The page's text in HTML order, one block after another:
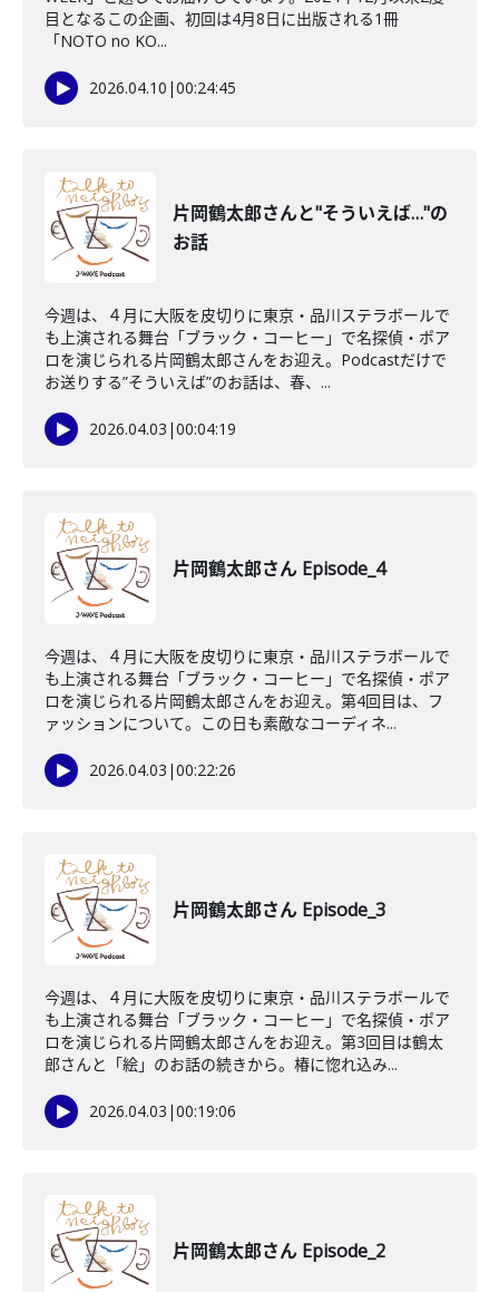
目となるこの企画、初回は4月8日に出版される1冊
「NOTO no KO...
2026.04.10 |00:24:45
片岡鶴太郎さんと"そういえば…"の
お話
今週は、４月に大阪を皮切りに東京・品川ステラボールで
も上演される舞台「ブラック・コーヒー」で名探偵・ポア
ロを演じられる片岡鶴太郎さんをお迎え。Podcastだけで
お送りする”そういえば”のお話は、春、...
2026.04.03 |00:04:19
片岡鶴太郎さん Episode_4
今週は、４月に大阪を皮切りに東京・品川ステラボールで
も上演される舞台「ブラック・コーヒー」で名探偵・ポア
ロを演じられる片岡鶴太郎さんをお迎え。第4回目は、フ
ァッションについて。この日も素敵なコーディネ...
2026.04.03 |00:22:26
片岡鶴太郎さん Episode_3
今週は、４月に大阪を皮切りに東京・品川ステラボールで
も上演される舞台「ブラック・コーヒー」で名探偵・ポア
ロを演じられる片岡鶴太郎さんをお迎え。第3回目は鶴太
郎さんと「絵」のお話の続きから。椿に惚れ込み...
2026.04.03 |00:19:06
片岡鶴太郎さん Episode_2